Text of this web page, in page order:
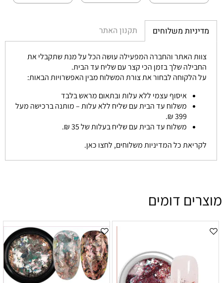
מדיניות משלוחים תקנון האתר
צוות האתר והחברה המפעילה עושה הכל על מנת שתקבלי את
החבילה שלך בזמן הכי קצר עם שליח עד הבית.
על הלקוחה לבחור את צורת המשלוח מבין האפשרויות הבאות:
איסוף עצמי ללא עלות ובתאום מראש בלבד
משלוח עד הבית עם שליח ללא עלות – מותנה ברכישה מעל
399 ₪.
משלוח עד הבית עם שליח בעלות של 35 ₪.
לקריאת כל המדיניות משלוחים, לחצו כאן.
מוצרים דומים